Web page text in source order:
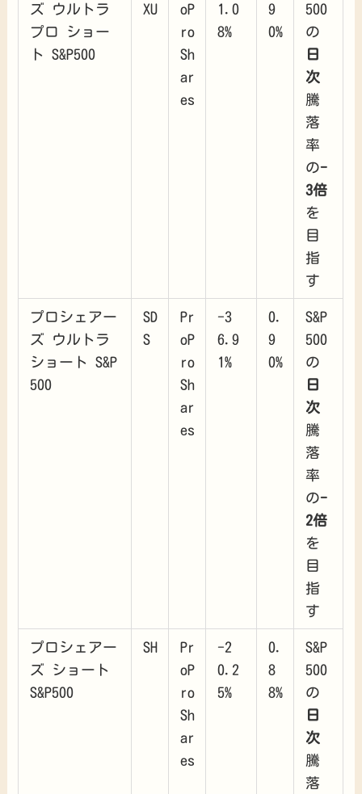
ズ ウルトラ
プロ ショー
ト S&P500
XU
oP
ro
Sh
ar
es
1.0
8%
9
0%
500
の
日
次
騰
落
率
の-
3倍
を
目
指
す
プロシェアー
ズ ウルトラ
ショート S&P
500
SD
S
Pr
oP
ro
Sh
ar
es
-3
6.9
1%
0.
9
0%
S&P
500
の
日
次
騰
落
率
の-
2倍
を
目
指
す
プロシェアー
ズ ショート
S&P500
SH
Pr
oP
ro
Sh
ar
es
-2
0.2
5%
0.
8
8%
S&P
500
の
日
次
騰
落